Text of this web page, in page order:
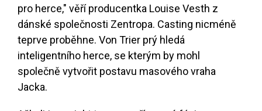
pro herce," věří producentka Louise Vesth z
dánské společnosti Zentropa. Casting nicméně
teprve proběhne. Von Trier prý hledá
inteligentního herce, se kterým by mohl
společně vytvořit postavu masového vraha
Jacka.